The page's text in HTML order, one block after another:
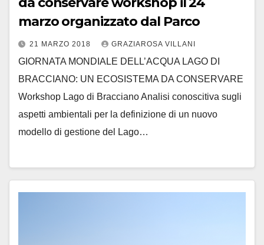
marzo organizzato dal Parco
21 MARZO 2018 GRAZIAROSA VILLANI
GIORNATA MONDIALE DELL’ACQUA LAGO DI
BRACCIANO: UN ECOSISTEMA DA CONSERVARE
Workshop Lago di Bracciano Analisi conoscitiva sugli
aspetti ambientali per la definizione di un nuovo
modello di gestione del Lago…